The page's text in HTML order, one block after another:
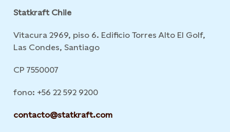
Statkraft Chile
Vitacura 2969, piso 6. Edificio Torres Alto El Golf,
Las Condes, Santiago
CP 7550007
fono: +56 22 592 9200
contacto@statkraft.com